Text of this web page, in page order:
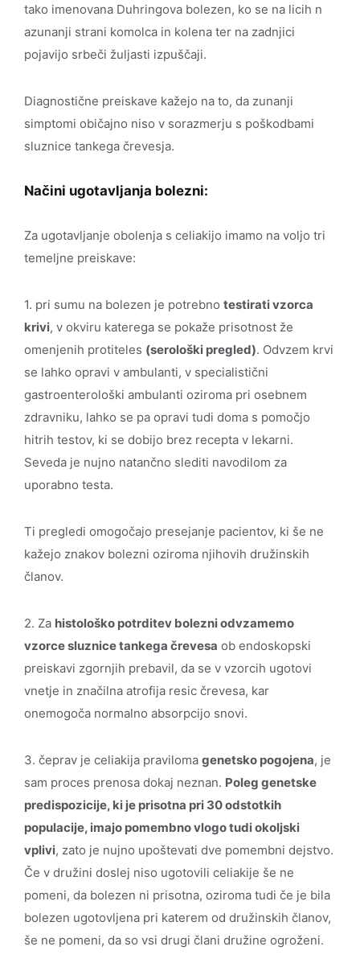
tako imenovana Duhringova bolezen, ko se na licih n
azunanji strani komolca in kolena ter na zadnjici
pojavijo srbeči žuljasti izpuščaji.
Diagnostične preiskave kažejo na to, da zunanji
simptomi običajno niso v sorazmerju s poškodbami
sluznice tankega črevesja.
Načini ugotavljanja bolezni:
Za ugotavljanje obolenja s celiakijo imamo na voljo tri
temeljne preiskave:
1. pri sumu na bolezen je potrebno testirati vzorca
krivi, v okviru katerega se pokaže prisotnost že
omenjenih protiteles (serološki pregled). Odvzem krvi
se lahko opravi v ambulanti, v specialistični
gastroenterološki ambulanti oziroma pri osebnem
zdravniku, lahko se pa opravi tudi doma s pomočjo
hitrih testov, ki se dobijo brez recepta v lekarni.
Seveda je nujno natančno slediti navodilom za
uporabno testa.
Ti pregledi omogočajo presejanje pacientov, ki še ne
kažejo znakov bolezni oziroma njihovih družinskih
članov.
2. Za histološko potrditev bolezni odvzamemo
vzorce sluznice tankega črevesa ob endoskopski
preiskavi zgornjih prebavil, da se v vzorcih ugotovi
vnetje in značilna atrofija resic črevesa, kar
onemogoča normalno absorpcijo snovi.
3. čeprav je celiakija praviloma genetsko pogojena, je
sam proces prenosa dokaj neznan. Poleg genetske
predispozicije, ki je prisotna pri 30 odstotkih
populacije, imajo pomembno vlogo tudi okoljski
vplivi, zato je nujno upoštevati dve pomembni dejstvo.
Če v družini doslej niso ugotovili celiakije še ne
pomeni, da bolezen ni prisotna, oziroma tudi če je bila
bolezen ugotovljena pri katerem od družinskih članov,
še ne pomeni, da so vsi drugi člani družine ogroženi.